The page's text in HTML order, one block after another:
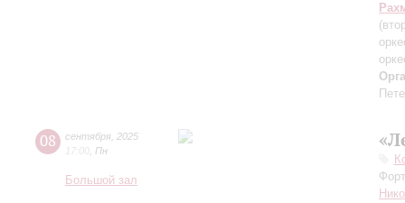
08 сентября 2025
17:00 Пн
Большой зал